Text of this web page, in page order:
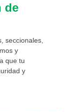
de
seccionales,
y
que tu
y